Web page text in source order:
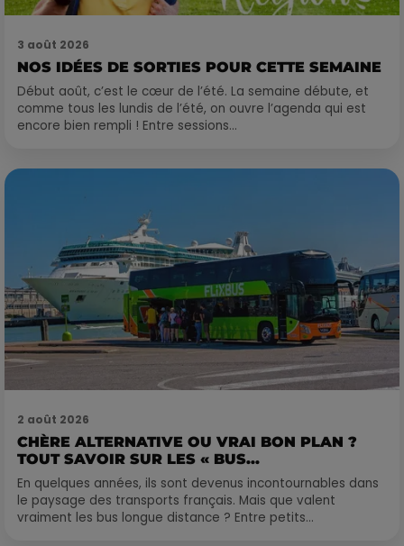
3 août 2026
NOS IDÉES DE SORTIES POUR CETTE SEMAINE
Début août, c’est le cœur de l’été. La semaine débute, et
comme tous les lundis de l’été, on ouvre l’agenda qui est
encore bien rempli ! Entre sessions...
2 août 2026
CHÈRE ALTERNATIVE OU VRAI BON PLAN ?
TOUT SAVOIR SUR LES « BUS...
En quelques années, ils sont devenus incontournables dans
le paysage des transports français. Mais que valent
vraiment les bus longue distance ? Entre petits...